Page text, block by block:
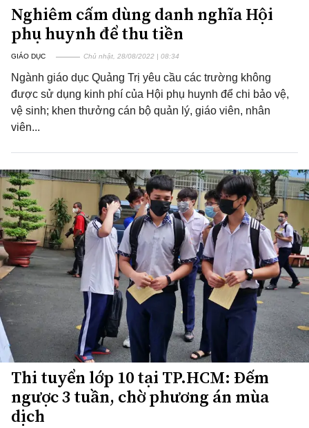
Nghiêm cấm dùng danh nghĩa Hội
phụ huynh để thu tiền
GIÁO DỤC Chủ nhật, 28/08/2022 | 08:34
Ngành giáo dục Quảng Trị yêu cầu các trường không
được sử dụng kinh phí của Hội phụ huynh để chi bảo vệ,
vệ sinh; khen thưởng cán bộ quản lý, giáo viên, nhân
viên...
Thi tuyển lớp 10 tại TP.HCM: Đếm
ngược 3 tuần, chờ phương án mùa
dịch